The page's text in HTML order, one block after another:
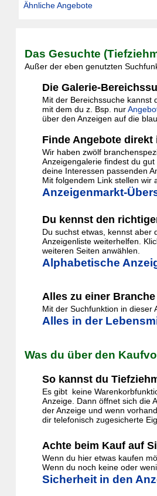
Ähnliche Angebote
Das Gesuchte
Außer der eben genutzten
Die Galerie-
Mit der Bereichssuche kannst
mit dem du z. Bsp. nur
über den Anzeigen auf die
Finde Angebote direkt
Wir haben zwölf
Anzeigengalerie findest du
deine Interessen passenden
Mit folgendem Link stellen wir
Anzeigenmarkt-
Du kennst den
Du suchst etwas, kennst aber
Anzeigenliste weiterhelfen.
weiteren Seiten anwählen.
Alphabetische
Alles zu einer
Mit der Suchfunktion in dieser
Alles in der
Was du über den
So kannst du
Es gibt keine
Anzeige. Dann öffnet sich die
der Anzeige und wenn
dir telefonisch zugesicherte
Achte beim Kauf auf
Wenn du hier etwas kaufen
Wenn du noch keine oder
Sicherheit in den